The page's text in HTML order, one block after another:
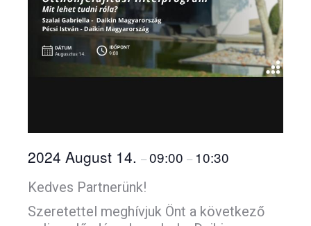
2024 August 14. –09:00 – 10:30
Kedves Partnerünk!
Szeretettel meghívjuk Önt a következő